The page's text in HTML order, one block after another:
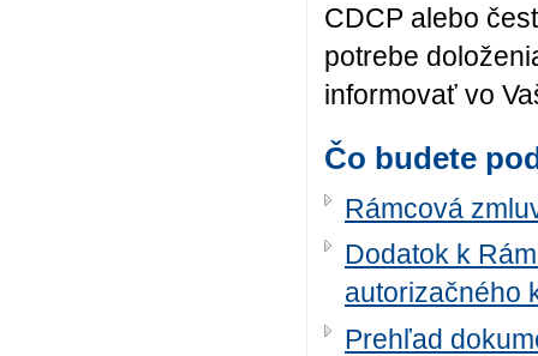
CDCP alebo
potrebe
informovať vo
Čo budete
Rámcová
Dodatok k
autorizačného
Prehľad